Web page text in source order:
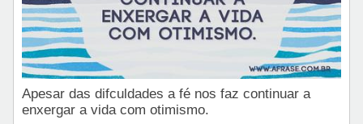
Apesar das difculdades a fé nos faz continuar a
enxergar a vida com otimismo.